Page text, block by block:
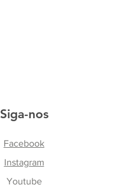
Siga-nos
Facebook
Instagram
Youtube